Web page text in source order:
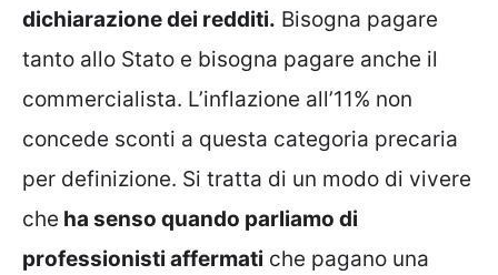
dichiarazione dei redditi. Bisogna pagare
tanto allo Stato e bisogna pagare anche il
commercialista. L’inflazione all’11% non
concede sconti a questa categoria precaria
per definizione. Si tratta di un modo di vivere
che ha senso quando parliamo di
professionisti affermati che pagano una